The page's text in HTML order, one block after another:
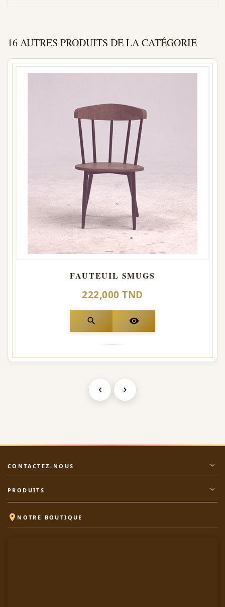
16 AUTRES PRODUITS DE LA CATÉGORIE
FAUTEUIL SMUGS
222,000 TND
search visibility
CONTACTEZ-NOUS expand_more
PRODUITS expand_more
 NOTRE BOUTIQUE